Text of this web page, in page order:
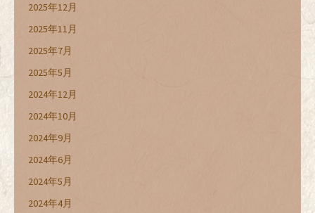
2025年12月
2025年11月
2025年7月
2025年5月
2024年12月
2024年10月
2024年9月
2024年6月
2024年5月
2024年4月